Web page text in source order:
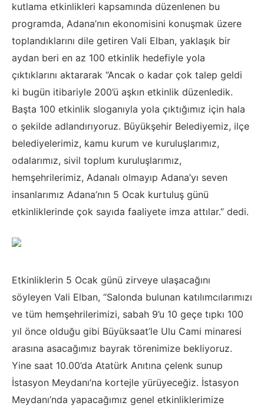
kutlama etkinlikleri kapsamında düzenlenen bu
programda, Adana’nın ekonomisini konuşmak üzere
toplandıklarını dile getiren Vali Elban, yaklaşık bir
aydan beri en az 100 etkinlik hedefiyle yola
çıktıklarını aktararak “Ancak o kadar çok talep geldi
ki bugün itibariyle 200’ü aşkın etkinlik düzenledik.
Başta 100 etkinlik sloganıyla yola çıktığımız için hala
o şekilde adlandırıyoruz. Büyükşehir Belediyemiz, ilçe
belediyelerimiz, kamu kurum ve kuruluşlarımız,
odalarımız, sivil toplum kuruluşlarımız,
hemşehrilerimiz, Adanalı olmayıp Adana’yı seven
insanlarımız Adana’nın 5 Ocak kurtuluş günü
etkinliklerinde çok sayıda faaliyete imza attılar.” dedi.
Etkinliklerin 5 Ocak günü zirveye ulaşacağını
söyleyen Vali Elban, “Salonda bulunan katılımcılarımızı
ve tüm hemşehrilerimizi, sabah 9’u 10 geçe tıpkı 100
yıl önce olduğu gibi Büyüksaat’le Ulu Cami minaresi
arasına asacağımız bayrak törenimize bekliyoruz.
Yine saat 10.00’da Atatürk Anıtına çelenk sunup
İstasyon Meydanı’na kortejle yürüyeceğiz. İstasyon
Meydanı’nda yapacağımız genel etkinliklerimize